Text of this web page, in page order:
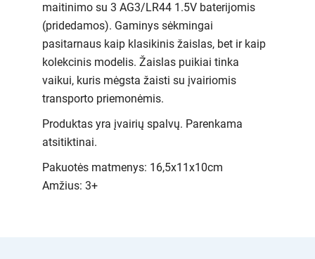
maitinimo su 3 AG3/LR44 1.5V baterijomis
(pridedamos). Gaminys sėkmingai
pasitarnaus kaip klasikinis žaislas, bet ir kaip
kolekcinis modelis. Žaislas puikiai tinka
vaikui, kuris mėgsta žaisti su įvairiomis
transporto priemonėmis.
Produktas yra įvairių spalvų. Parenkama
atsitiktinai.
Pakuotės matmenys: 16,5x11x10cm
Amžius: 3+